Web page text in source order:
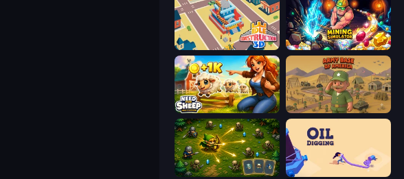
Idle Construction 3D Mining Simulator
Need for Sheep: Idle Clicker Army Base Of America
Tiny Ranger Oil Digging